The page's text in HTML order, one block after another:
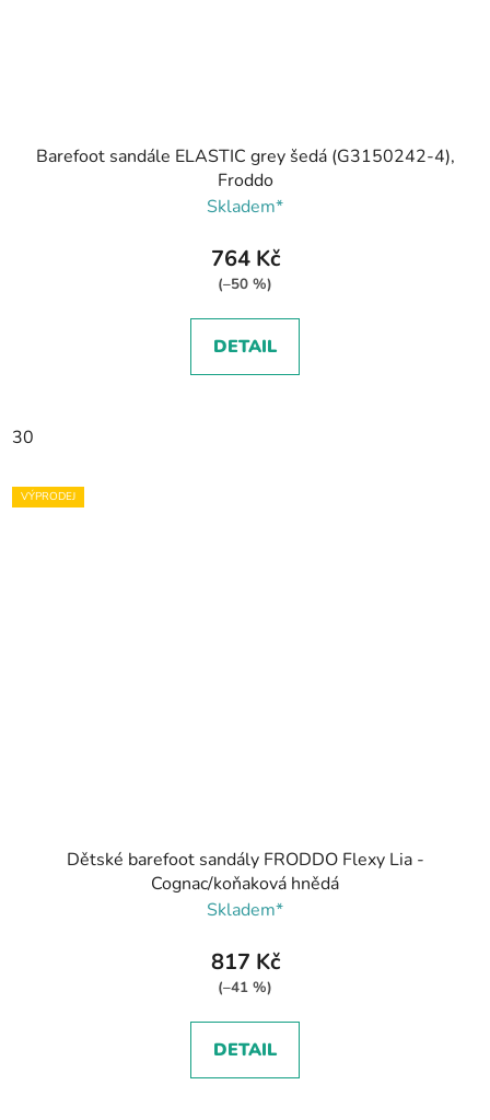
Barefoot sandále ELASTIC grey šedá (G3150242-4),
Froddo
Skladem*
764 Kč
(–50 %)
DETAIL
30
VÝPRODEJ
Dětské barefoot sandály FRODDO Flexy Lia -
Cognac/koňaková hnědá
Skladem*
817 Kč
(–41 %)
DETAIL